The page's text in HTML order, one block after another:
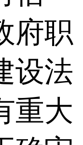
府职
设法
重大